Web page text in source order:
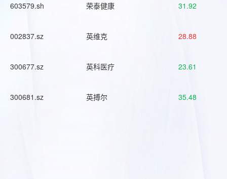
603579.sh 荣泰健康 31.92
002837.sz 英维克 28.88
300677.sz 英科医疗 23.61
300681.sz 英搏尔 35.48